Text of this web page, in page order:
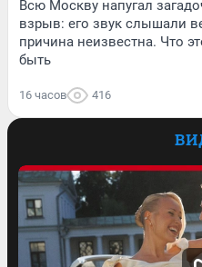
Всю Москву напугал
взрыв: его звук слышали
причина неизвестна. Что
быть
16 часов 416